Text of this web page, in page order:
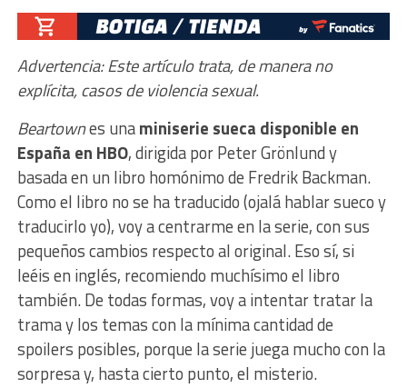
Advertencia: Este artículo trata, de manera no
explícita, casos de violencia sexual.
Beartownes unaminiserie sueca disponible en
España en HBO, dirigida por Peter Grönlund y
basada en un libro homónimo de Fredrik Backman.
Como el libro no se ha traducido (ojalá hablar sueco y
traducirlo yo), voy a centrarme en la serie, con sus
pequeños cambios respecto al original. Eso sí, si
leéis en inglés, recomiendo muchísimo el libro
también. De todas formas, voy a intentar tratar la
trama y los temas con la mínima cantidad de
spoilers posibles, porque la serie juega mucho con la
sorpresa y, hasta cierto punto, el misterio.